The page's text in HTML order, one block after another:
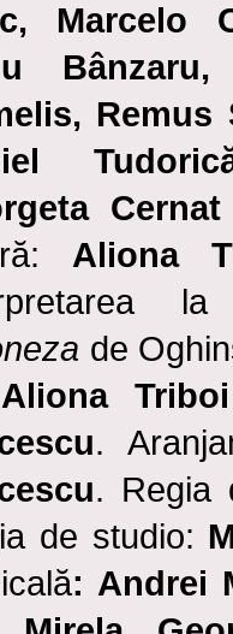
Marcelo
Remus
Aliona
de
Aliona Triboi
.
. Regia
de studio:
: Andrei